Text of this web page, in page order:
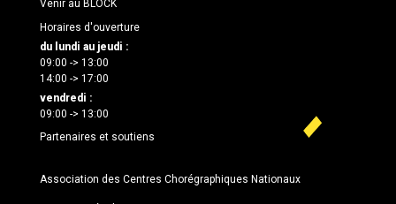
Venir au BLOCK
Horaires d'ouverture
du lundi au jeudi :
09:00 -> 13:00
14:00 -> 17:00
vendredi :
09:00 -> 13:00
Partenaires et soutiens
Association des Centres Chorégraphiques Nationaux